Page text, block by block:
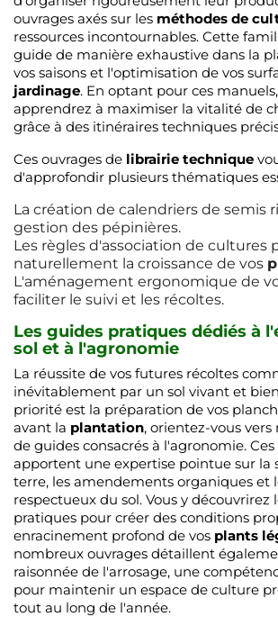
ouvrages axés sur les méthodes de
ressources incontournables. Cette
guide de manière exhaustive dans la
vos saisons et l'optimisation de vos
jardinage. En optant pour ces
apprendrez à maximiser la vitalité de
grâce à des itinéraires techniques
Ces ouvrages de librairie technique
d'approfondir plusieurs thématiques
La création de calendriers de semis
gestion des pépinières.
Les règles d'association de cultures
naturellement la croissance de vos
L'aménagement ergonomique de
faciliter le suivi et les récoltes.
Les guides pratiques dédiés à
sol et à l'agronomie
La réussite de vos futures récoltes
inévitablement par un sol vivant et
priorité est la préparation de vos
avant la plantation, orientez-vous
de guides consacrés à l'agronomie. Ces
apportent une expertise pointue sur la
terre, les amendements organiques et
respectueux du sol. Vous y découvrirez
pratiques pour créer des conditions
enracinement profond de vos plants
nombreux ouvrages détaillent
raisonnée de l'arrosage, une
pour maintenir un espace de culture
tout au long de l'année.